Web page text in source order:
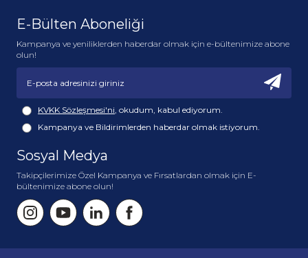
E-Bülten Aboneliği
Kampanya ve yeniliklerden haberdar olmak için e-bültenimize abone
olun!
KVKK Sözleşmesi'ni, okudum, kabul ediyorum.
Kampanya ve Bildirimlerden haberdar olmak istiyorum.
Sosyal Medya
Takipçilerimize Özel Kampanya ve Fırsatlardan olmak için E-
bültenimize abone olun!